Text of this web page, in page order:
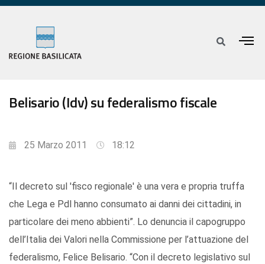
Belisario (Idv) su federalismo fiscale
25 Marzo 2011 18:12
“Il decreto sul 'fisco regionale' è una vera e propria truffa
che Lega e Pdl hanno consumato ai danni dei cittadini, in
particolare dei meno abbienti”. Lo denuncia il capogruppo
dell’Italia dei Valori nella Commissione per l’attuazione del
federalismo, Felice Belisario. “Con il decreto legislativo sul